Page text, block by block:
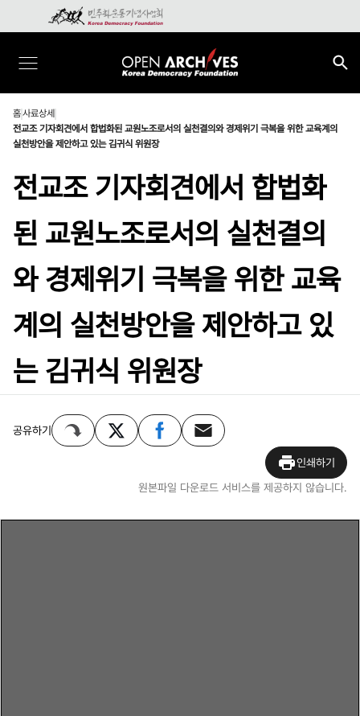
홈사료상세
전교조 기자회견에서 합법화된 교원노조로서의 실천결의와 경제위기 극복을 위한 교육계의
실천방안을 제안하고 있는 김귀식 위원장
전교조 기자회견에서 합법화
된 교원노조로서의 실천결의
와 경제위기 극복을 위한 교육
계의 실천방안을 제안하고 있
는 김귀식 위원장
공유하기
인쇄하기
원본파일 다운로드 서비스를 제공하지 않습니다.